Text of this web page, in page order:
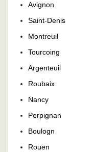
Avignon
Saint-Denis
Montreuil
Tourcoing
Argenteuil
Roubaix
Nancy
Perpignan
Boulogn
Rouen